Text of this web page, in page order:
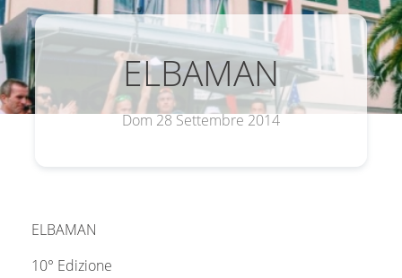
ELBAMAN
Dom 28 Settembre 2014
ELBAMAN
10° Edizione